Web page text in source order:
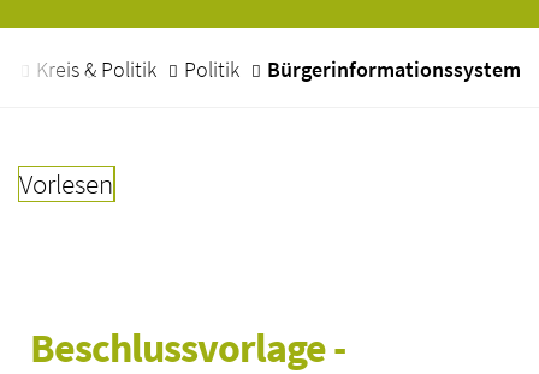
Kreis & Politik Politik Bürgerinformationssystem
Vorlesen
Beschlussvorlage -